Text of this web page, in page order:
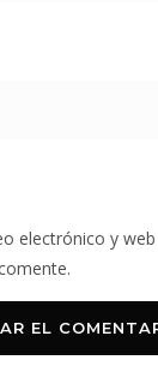
electrónico y